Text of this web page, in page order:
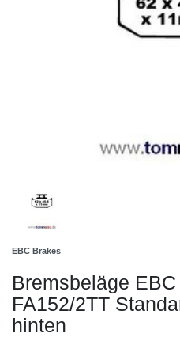
EBC Brakes
Bremsbeläge
FA152/2TT
hinten